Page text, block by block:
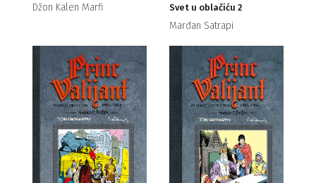
Džon Kalen Marfi Svet u oblačiću 2
Marđan Satrapi